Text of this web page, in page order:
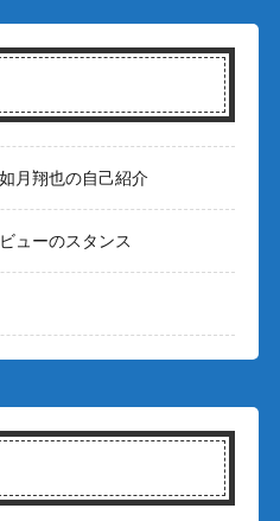
月翔也の自己紹介
ューのスタンス